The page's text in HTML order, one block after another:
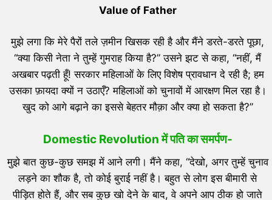
Value of Father
मुझे लगा कि मेरे पैरों तले ज़मीन खिसक रही है और मैंने डरते-डरते पूछा,
“क्या किसी नेता ने तुम्हें गुमराह किया है?” उसने झट से कहा, “नहीं, मैं
अखबार पढ़ती हूँ! सरकार महिलाओं के लिए विशेष प्रावधान दे रही है; हम
उसका फ़ायदा क्यों न उठाएँ? महिलाओं को चुनावों में आरक्षण मिल रहा है।
खुद को आगे बढ़ाने का इससे बेहतर मौक़ा और क्या हो सकता है?”
Domestic Revolution मेंपति का समर्पण-
मुझे बात कुछ-कुछ समझ में आने लगी। मैंने कहा, “देखो, अगर तुम्हें चुनाव
लड़ने का शौक है, तो कोई बुराई नहीं है। बहुत से लोग इस बीमारी से
पीड़ित होते हैं, और सब कुछ खो देने के बाद, वे अपने आप ठीक हो जाते